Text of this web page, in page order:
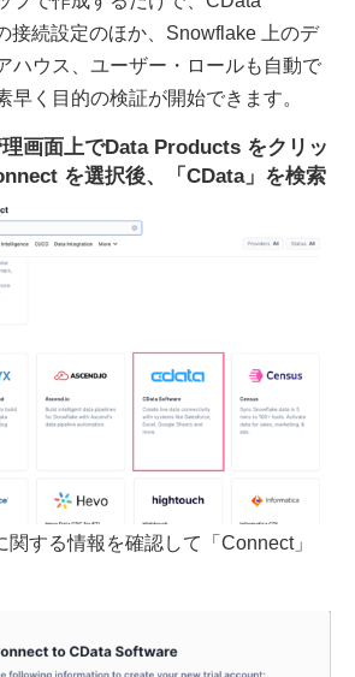
接続設定のほか、Snowflake 上のデ
ハウス、ユーザー・ロールも自動で
早く目的の検証が開始できます。
画面上でData Products をクリッ
を選択後、「CData」を検索
関する情報を確認して「Connect」